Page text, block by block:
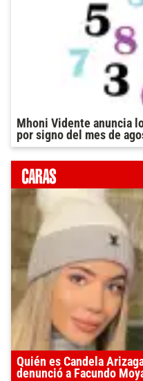
Mhoni Vidente anuncia
por signo del mes de
Quién es Candela
denunció a Facundo